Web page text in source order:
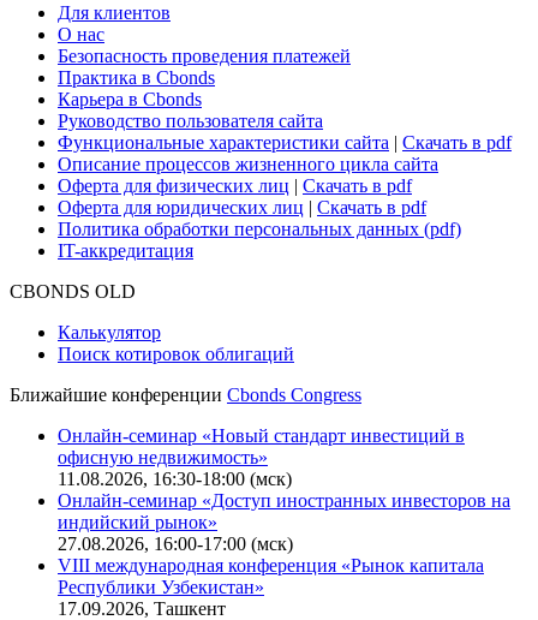
Для клиентов
О нас
Безопасность проведения платежей
Практика в Cbonds
Карьера в Cbonds
Руководство пользователя сайта
Функциональные характеристики сайта | Скачать в pdf
Описание процессов жизненного цикла сайта
Оферта для физических лиц | Скачать в pdf
Оферта для юридических лиц | Скачать в pdf
Политика обработки персональных данных (pdf)
IT-аккредитация
CBONDS OLD
Калькулятор
Поиск котировок облигаций
Ближайшие конференции Cbonds Congress
Онлайн-семинар «Новый стандарт инвестиций в
офисную недвижимость»
11.08.2026, 16:30-18:00 (мск)
Онлайн-семинар «Доступ иностранных инвесторов на
индийский рынок»
27.08.2026, 16:00-17:00 (мск)
VIII международная конференция «Рынок капитала
Республики Узбекистан»
17.09.2026, Ташкент